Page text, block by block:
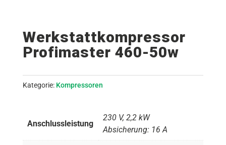
Werkstattkompressor
Profimaster 460-50w
Kategorie: Kompressoren
Anschlussleistung
230 V, 2,2 kW
Absicherung: 16 A